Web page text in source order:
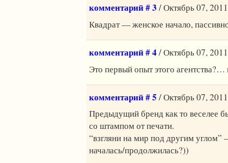
комментарий # 3/ Октябрь 07,
Квадрат — женское начало,
комментарий # 4/ Октябрь 07,
Это первый опыт этого
комментарий # 5/ Октябрь 07,
Предыдущий бренд как то веселее
со штампом от печати.
“взгляни на мир под другим
началась/продолжилась?))